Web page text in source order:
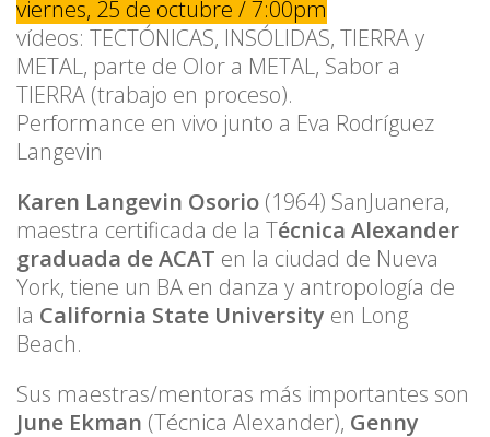
viernes, 25 de octubre / 7:00pm
vídeos: TECTÓNICAS, INSÓLIDAS, TIERRA y
METAL, parte de Olor a METAL, Sabor a
TIERRA (trabajo en proceso).
Performance en vivo junto a Eva Rodríguez
Langevin
Karen Langevin Osorio (1964) SanJuanera,
maestra certificada de la Técnica Alexander
graduada de ACAT en la ciudad de Nueva
York, tiene un BA en danza y antropología de
la California State University en Long
Beach.
Sus maestras/mentoras más importantes son
June Ekman (Técnica Alexander), Genny